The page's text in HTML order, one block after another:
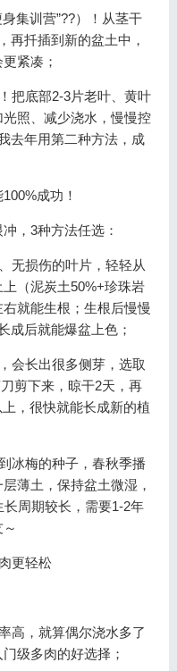
集训营”??）！从茎干
再扦插到新的盆土中，
紧凑；
把底部2-3片老叶、黄叶
照、减少浇水，慢慢控
去年用第二种方法，成
成功！
，3种方法任选：
无损伤的叶片，轻轻从
（泥炭土50%+珍珠岩
就能生根；生根后慢慢
成后就能爆盆上色；
会长出很多侧芽，选取
剪下来，晾干2天，再
，很快就能长成新的植
冰梅的种子，春秋季播
薄土，保持盆土微湿，
周期较长，需要1-2年
更轻松
高，就算偶尔浇水多了
级多肉的好选择；